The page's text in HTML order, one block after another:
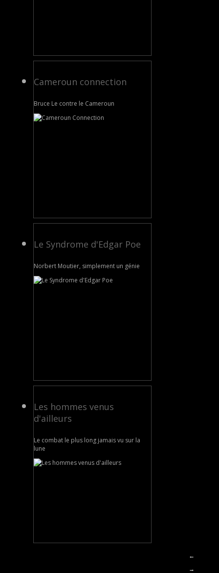
Cameroun connection
Bruce Le contre le Cameroun
Le Syndrome d'Edgar Poe
Norbert Moutier, simplement un génie
Les hommes venus
d'ailleurs
Le combat le plus long jamais vu sur la
lune
←
→